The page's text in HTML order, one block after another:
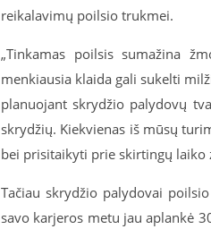
reikalavimų poilsio trukmei.
„Tinkamas poilsis sumažina
menkiausia klaida gali sukelti
planuojant skrydžio palydovų
skrydžių. Kiekvienas iš mūsų
bei prisitaikyti prie skirtingų laiko
Tačiau skrydžio palydovai
savo karjeros metu jau aplankė